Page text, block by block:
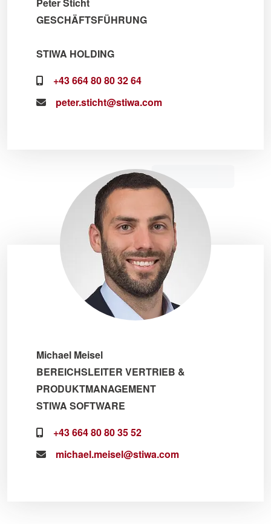
GESCHÄFTSFÜHRUNG
STIWA HOLDING
+43 664 80 80 32 64
peter.sticht@stiwa.com
Michael Meisel
BEREICHSLEITER VERTRIEB &
PRODUKTMANAGEMENT
STIWA SOFTWARE
+43 664 80 80 35 52
michael.meisel@stiwa.com